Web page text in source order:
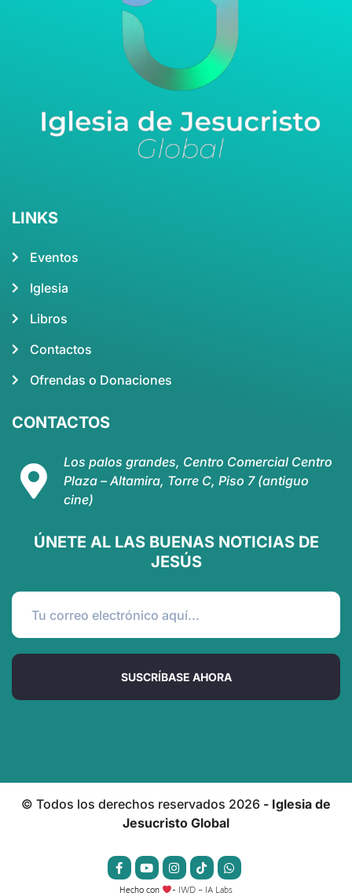
LINKS
Eventos
Iglesia
Libros
Contactos
Ofrendas o Donaciones
CONTACTOS
Los palos grandes, Centro Comercial Centro
Plaza – Altamira, Torre C, Piso 7 (antiguo
cine)
ÚNETE AL LAS BUENAS NOTICIAS DE
JESÚS
SUSCRÍBASE AHORA
© Todos los derechos reservados 2026 - Iglesia de
Jesucristo Global
Hecho con - IWD – IA Labs